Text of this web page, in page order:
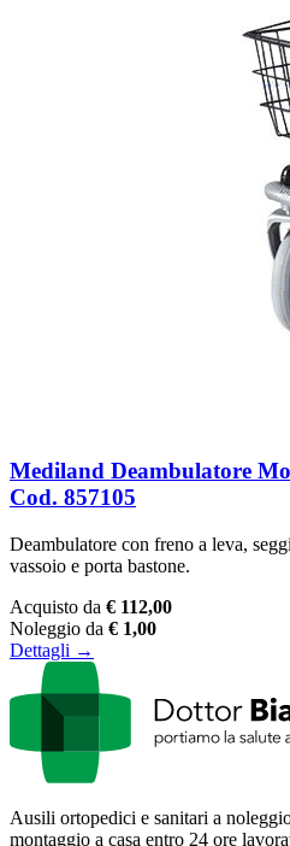
Mediland Deambulatore
Cod. 857105
Deambulatore con freno a leva,
vassoio e porta bastone.
Acquisto da € 112,00
Noleggio da € 1,00
Dettagli →
Ausili ortopedici e sanitari a
montaggio a casa entro 24 ore